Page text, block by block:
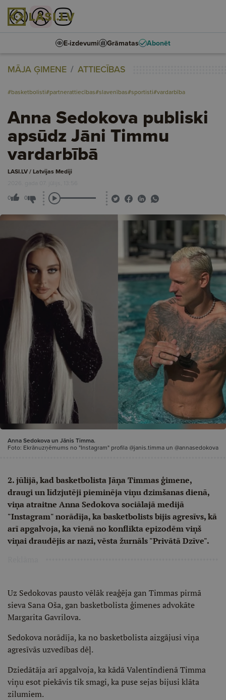
E-izdevumi Grāmatas Abonēt
MĀJA ĢIMENE ATTIECĪBAS
#basketbolisti#partnerattiecības#slavenības#sportisti#vardarbība
Anna Sedokova publiski
apsūdz Jāni Timmu
vardarbībā
LASI.LV / Latvijas Mediji
2026. gada 07. jūlijs, 13:56
0 0
Anna Sedokova un Jānis Timma.
Foto: Ekrānuzņēmums no "Instagram" profila @janis.timma un @annasedokova
2. jūlijā, kad basketbolista Jāņa Timmas ģimene,
draugi un līdzjutēji pieminēja viņu dzimšanas dienā,
viņa atraitne Anna Sedokova sociālajā medijā
"Instagram" norādīja, ka basketbolists bijis agresīvs, kā
arī apgalvoja, ka vienā no konflikta epizodēm viņš
viņai draudējis ar nazi, vēsta žurnāls "Privātā Dzīve".
Uz Sedokovas pausto vēlāk reaģēja gan Timmas pirmā
sieva Sana Oša, gan basketbolista ģimenes advokāte
Margarita Gavrilova.
Sedokova norādīja, ka no basketbolista aizgājusi viņa
agresīvās uzvedības dēļ.
Dziedātāja arī apgalvoja, ka kādā Valentīndienā Timma
viņu esot piekāvis tik smagi, ka puse sejas bijusi klāta
zilumiem.